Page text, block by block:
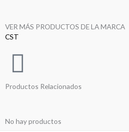
VER MÁS PRODUCTOS DE LA MARCA
CST
Productos Relacionados
No hay productos